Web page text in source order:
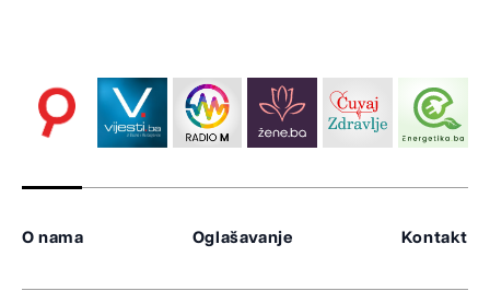
O nama Oglašavanje Kontakt